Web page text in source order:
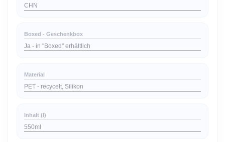
CHN
Boxed - Geschenkbox
Ja - in "Boxed" erhältlich
Material
PET - recycelt, Silikon
Inhalt (l)
550ml